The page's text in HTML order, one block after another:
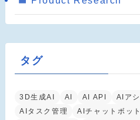
タグ
3D生成AI AI AI API AIア
AIタスク管理
AIチャットボット